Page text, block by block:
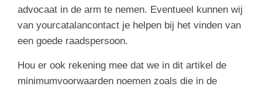
advocaat in de arm te nemen. Eventueel kunnen wij
van yourcatalancontact je helpen bij het vinden van
een goede raadspersoon.
Hou er ook rekening mee dat we in dit artikel de
minimumvoorwaarden noemen zoals die in de